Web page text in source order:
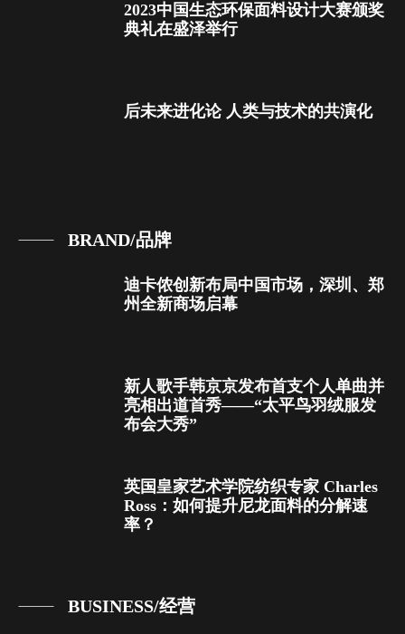
2023中国生态环保面料设计大赛颁奖
典礼在盛泽举行
后未来进化论 人类与技术的共演化
BRAND/品牌
迪卡侬创新布局中国市场，深圳、郑
州全新商场启幕
新人歌手韩京京发布首支个人单曲并
亮相出道首秀——“太平鸟羽绒服发
布会大秀”
英国皇家艺术学院纺织专家 Charles
Ross：如何提升尼龙面料的分解速
率？
BUSINESS/经营